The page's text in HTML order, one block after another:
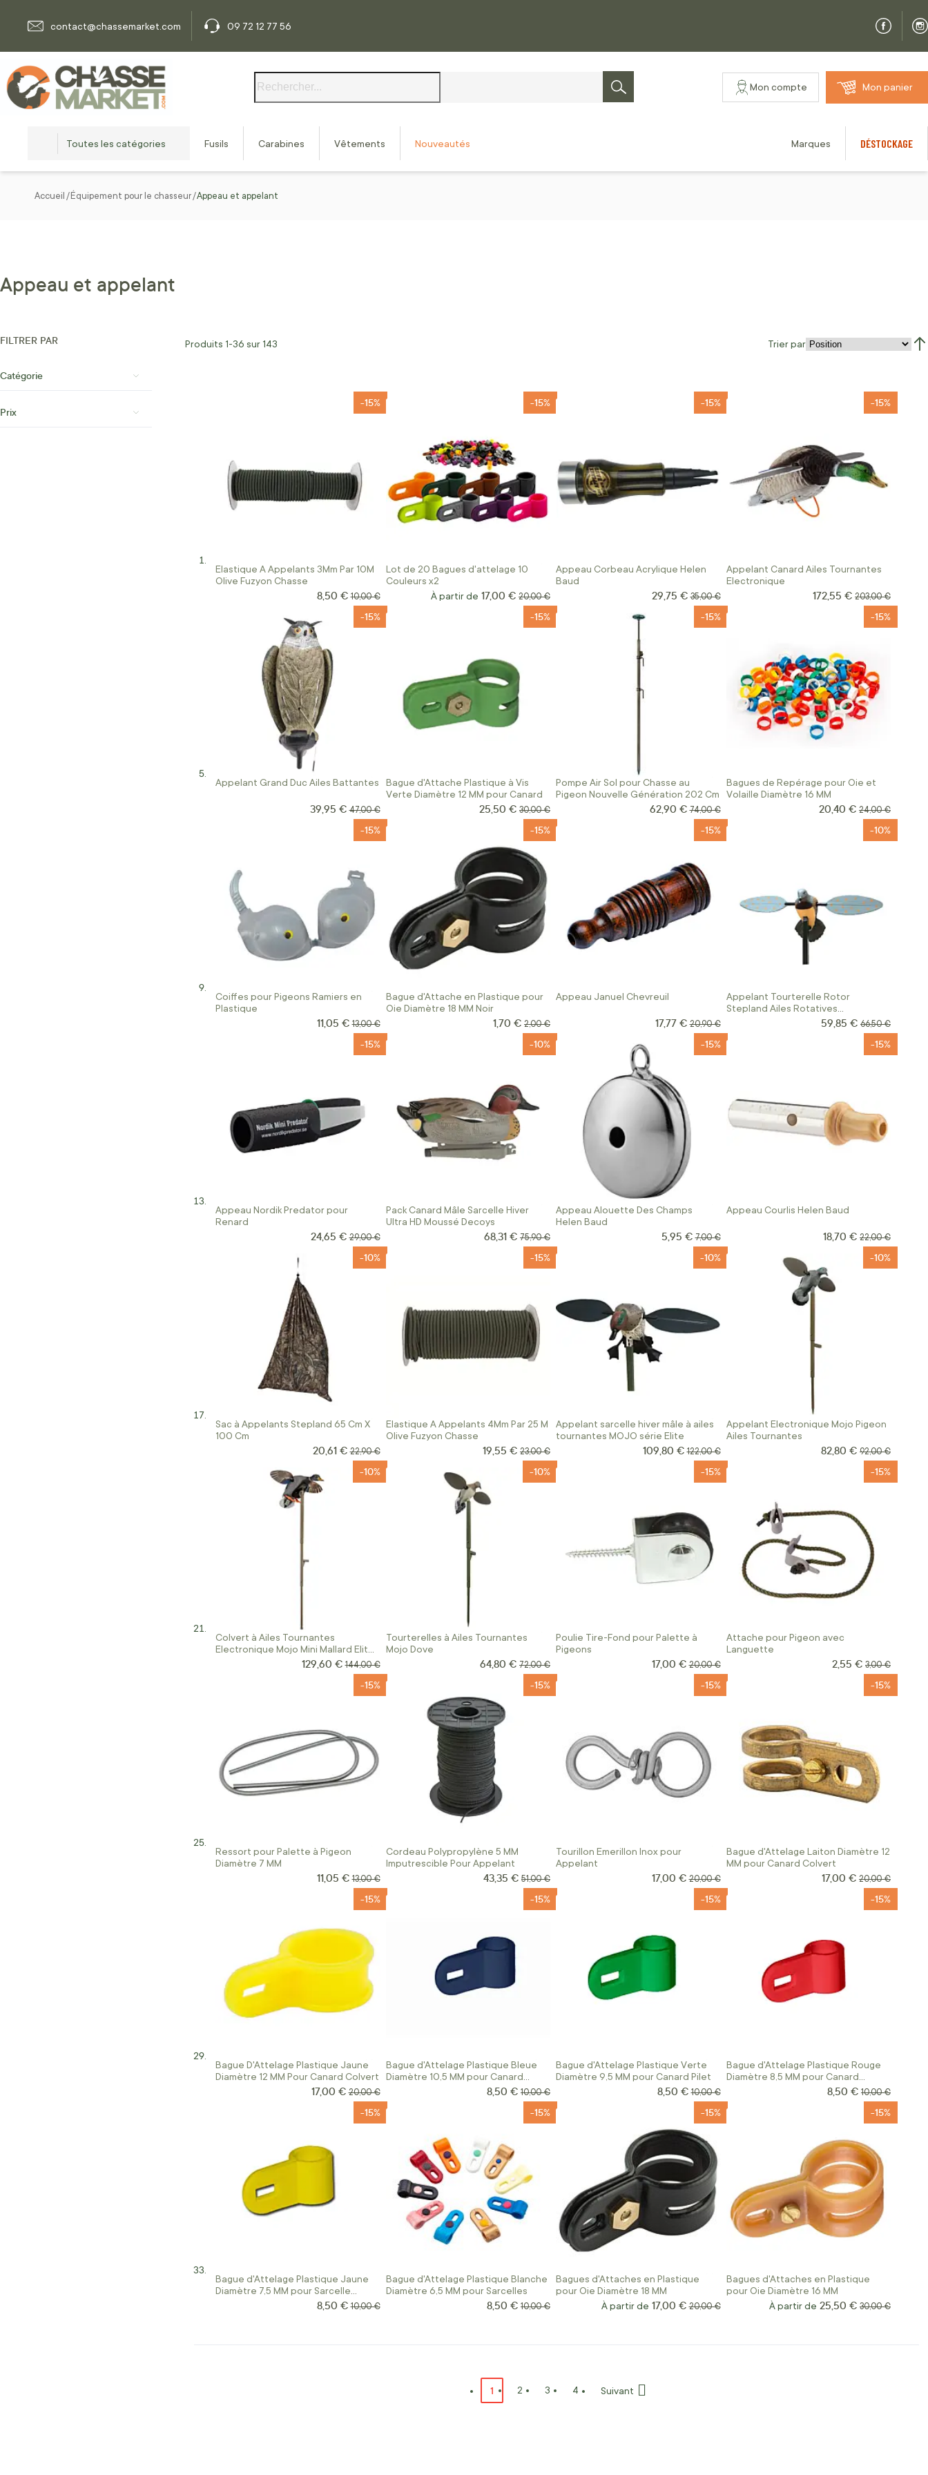
contact@chassemarket.com
09 72 12 77 56
Rechercher
Mon compte Mon panier
Toutes les catégories Fusils Carabines Vêtements Nouveautés Marques DÉSTOCKAGE
Accueil Équipement pour le chasseur Appeau et appelant
Appeau et appelant
FILTRER PAR
Catégorie
Prix
Produits 1-36 sur 143
Trier par
Elastique A Appelants 3Mm Par 10M
Olive Fuzyon Chasse
-15%
Prix Spécial
8,50 € Prix normal
10,00 €
Lot de 20 Bagues d'attelage 10
Couleurs x2
-15%
À partir de 17,00 € Prix normal
20,00 €
Appeau Corbeau Acrylique Helen
Baud
-15%
Prix Spécial
29,75 € Prix normal
35,00 €
Appelant Canard Ailes Tournantes
Electronique
-15%
Prix Spécial
172,55 € Prix normal
203,00 €
Appelant Grand Duc Ailes Battantes
-15%
Prix Spécial
39,95 € Prix normal
47,00 €
Bague d'Attache Plastique à Vis
Verte Diamètre 12 MM pour Canard
-15%
Prix Spécial
25,50 € Prix normal
30,00 €
Pompe Air Sol pour Chasse au
Pigeon Nouvelle Génération 202 Cm
-15%
Prix Spécial
62,90 € Prix normal
74,00 €
Bagues de Repérage pour Oie et
Volaille Diamètre 16 MM
-15%
Prix Spécial
20,40 € Prix normal
24,00 €
Coiffes pour Pigeons Ramiers en
Plastique
-15%
Prix Spécial
11,05 € Prix normal
13,00 €
Bague d'Attache en Plastique pour
Oie Diamètre 18 MM Noir
-15%
Prix Spécial
1,70 € Prix normal
2,00 €
Appeau Januel Chevreuil
-15%
Prix Spécial
17,77 € Prix normal
20,90 €
Appelant Tourterelle Rotor
Stepland Ailes Rotatives
-10%
Prix Spécial
59,85 € Prix normal
66,50 €
Appeau Nordik Predator pour
Renard
-15%
Prix Spécial
24,65 € Prix normal
29,00 €
Pack Canard Mâle Sarcelle Hiver
Ultra HD Moussé Decoys
-10%
Prix Spécial
68,31 € Prix normal
75,90 €
Appeau Alouette Des Champs
Helen Baud
-15%
Prix Spécial
5,95 € Prix normal
7,00 €
Appeau Courlis Helen Baud
-15%
Prix Spécial
18,70 € Prix normal
22,00 €
Sac à Appelants Stepland 65 Cm X
100 Cm
-10%
Prix Spécial
20,61 € Prix normal
22,90 €
Elastique A Appelants 4Mm Par 25 M
Olive Fuzyon Chasse
-15%
Prix Spécial
19,55 € Prix normal
23,00 €
Appelant sarcelle hiver mâle à ailes
tournantes MOJO série Elite
-10%
Prix Spécial
109,80 € Prix normal
122,00 €
Appelant Electronique Mojo Pigeon
Ailes Tournantes
-10%
Prix Spécial
82,80 € Prix normal
92,00 €
Colvert à Ailes Tournantes
Electronique Mojo Mini Mallard Elite
-10%
Prix Spécial
129,60 € Prix normal
144,00 €
Tourterelles à Ailes Tournantes
Mojo Dove
-10%
Prix Spécial
64,80 € Prix normal
72,00 €
Poulie Tire-Fond pour Palette à
Pigeons
-15%
Prix Spécial
17,00 € Prix normal
20,00 €
Attache pour Pigeon avec
Languette
-15%
Prix Spécial
2,55 € Prix normal
3,00 €
Ressort pour Palette à Pigeon
Diamètre 7 MM
-15%
Prix Spécial
11,05 € Prix normal
13,00 €
Cordeau Polypropylène 5 MM
Imputrescible Pour Appelant
-15%
Prix Spécial
43,35 € Prix normal
51,00 €
Tourillon Emerillon Inox pour
Appelant
-15%
Prix Spécial
17,00 € Prix normal
20,00 €
Bague d'Attelage Laiton Diamètre 12
MM pour Canard Colvert
-15%
Prix Spécial
17,00 € Prix normal
20,00 €
Bague D'Attelage Plastique Jaune
Diamètre 12 MM Pour Canard Colvert
-15%
Prix Spécial
17,00 € Prix normal
20,00 €
Bague d'Attelage Plastique Bleue
Diamètre 10,5 MM pour Canard
-15%
Prix Spécial
8,50 € Prix normal
10,00 €
Bague d'Attelage Plastique Verte
Diamètre 9,5 MM pour Canard Pilet
-15%
Prix Spécial
8,50 € Prix normal
10,00 €
Bague d'Attelage Plastique Rouge
Diamètre 8,5 MM pour Canard
-15%
Prix Spécial
8,50 € Prix normal
10,00 €
Bague d'Attelage Plastique Jaune
Diamètre 7,5 MM pour Sarcelle
-15%
Prix Spécial
8,50 € Prix normal
10,00 €
Bague d'Attelage Plastique Blanche
Diamètre 6,5 MM pour Sarcelles
-15%
Prix Spécial
8,50 € Prix normal
10,00 €
Bagues d'Attaches en Plastique
pour Oie Diamètre 18 MM
-15%
À partir de 17,00 € Prix normal
20,00 €
Bagues d'Attaches en Plastique
pour Oie Diamètre 16 MM
-15%
À partir de 25,50 € Prix normal
30,00 €
Vous lisez actuellement la page
1 Page
2 Page
3 Page
4
Suivant